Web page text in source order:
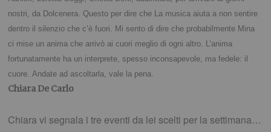
nostri, da Dolcenera. Questo per dire che La musica aiuta a non sentire
dentro il silenzio che c’è fuori. Mi sento di dire che probabilmente Mina
ci mise un anima che arrivò ai cuori meglio di ogni altro. L’anima
fortunatamente ha un interprete, spesso inconsapevole, ma fedele: il
cuore.Andate ad ascoltarla, vale la pena.
Chiara De Carlo
Chiara vi segnala i tre eventi da lei scelti per la settimana…